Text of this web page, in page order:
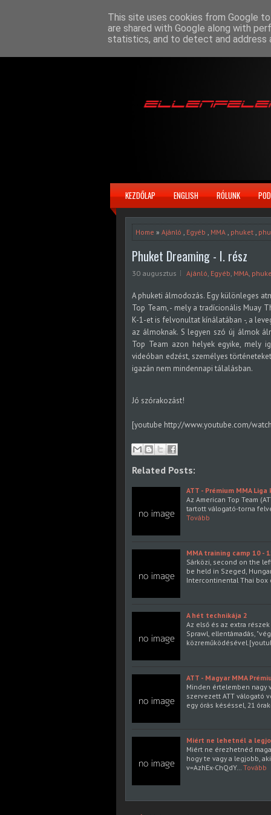
KEZDŐLAP ENGLISH RÓLUNK
Home » Ajánló , Egyéb , MMA , phuket ,
Phuket Dreaming - I. rész
30 augusztus Ajánló, Egyéb, MMA,
A phuketi álmodozás. Egy különleges
Top Team, - mely a tradícionális Muay
K-1-et is felvonultat kínálatában -, a
az álmoknak. S legyen szó új álmok
Top Team azon helyek egyike, mely
videóban edzést, személyes
igazán nem mindennapi tálalásban.
Jó szórakozást!
[youtube http://www.youtube.com/
Related Posts:
ATT - Prémium MMA
Az American Top Team
tartott válogató-torna
Tovább
MMA training camp 10 -
Sárközi, second on the
be held in Szeged,
Intercontinental Thai box
A hét technikája 2
Az első és az extra
Sprawl, ellentámadás,
ATT - Magyar MMA
Minden értelemben nagy
szervezett ATT válogató
egy órás késéssel, 21
Miért ne lehetnél a
Miért ne érezhetnéd
hogy te vagy a legjobb,
v=AzhEx-ChQdY…
Tovább
This site uses cookies from Google
are shared with Google along with
statistics, and to detect and address